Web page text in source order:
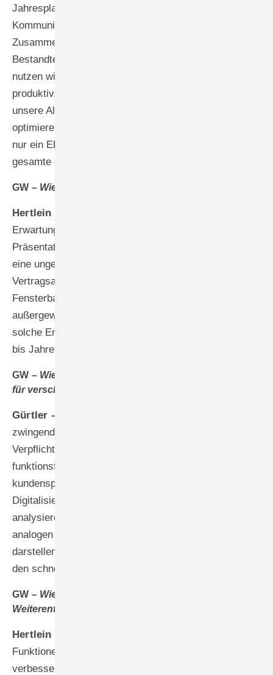
Jahresplanung oder Slack für die interne
Kommunikation wurden uns im Rahmen der
Zusammenarbeit vorgestellt und sind heute fester
Bestandteil unserer Arbeitsabläufe. Darüber hinaus
nutzen wir mittlerweile auch KI-Anwendungen
produktiv. Beispielsweise habe ich erst kürzlich
unsere Allgemeinen Geschäftsbedingungen per KI-Tool
optimieren lassen. Die Kooperation hat uns also nicht
nur ein ERP-System gebracht, sondern unsere
gesamte digitale Kompetenz erweitert.
GW –Wie bewerten Sie die Marktakzeptanz?
Hertlein –
Erwartungen deutlich. In der kurzen Zeit seit der
Präsentation im Rahmen der Frontale 2026 haben wir
eine ungewöhnlich hohe Anzahl an
Vertragsabschlüssen realisiert. Für
Fensterbausoftware im ERP-Segment ist das
außergewöhnlich. Normalerweise erstrecken sich
solche Entscheidungsprozesse über mehrere Monate
bis Jahre.
GW –Wie flexibel ist Ihre modulare Systemarchitektur
für verschiedene Betriebsanforderungen?
Gürtler –
zwingende Abhängigkeiten oder Komplettpaket-
Verpflichtungen vollständig eigenständig
funktionsfähig. Diese Flexibilität ermöglicht es uns,
kundenspezifisch dort zu beginnen, wo der größte
Digitalisierungsnutzen erzielt werden kann. Wir
analysieren gemeinsam mit dem Betrieb, welche
analogen Prozesse die kritischsten Effizienzbarrieren
darstellen, und setzen gezielt bei den Modulen an, die
den schnellsten Return on Investment versprechen.
GW –Wie gestalten Sie die kontinuierliche
Weiterentwicklung Ihrer gemeinsamen Lösung?
Hertlein –
Funktionen für die Produktionsoptimierung,
verbesserte Mobile-Applikationen für die Montage